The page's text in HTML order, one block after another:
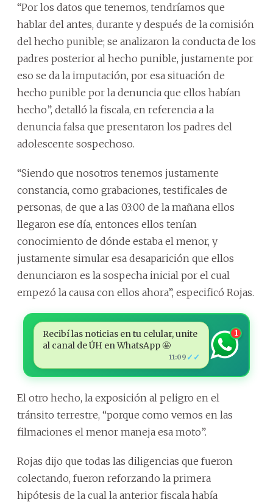
“Por los datos que tenemos, tendríamos que
hablar del antes, durante y después de la comisión
del hecho punible; se analizaron la conducta de los
padres posterior al hecho punible, justamente por
eso se da la imputación, por esa situación de
hecho punible por la denuncia que ellos habían
hecho”, detalló la fiscala, en referencia a la
denuncia falsa que presentaron los padres del
adolescente sospechoso.
“Siendo que nosotros tenemos justamente
constancia, como grabaciones, testificales de
personas, de que a las 03:00 de la mañana ellos
llegaron ese día, entonces ellos tenían
conocimiento de dónde estaba el menor, y
justamente simular esa desaparición que ellos
denunciaron es la sospecha inicial por el cual
empezó la causa con ellos ahora”, especificó Rojas.
Recibí las noticias en tu celular, unite
al canal de ÚH en WhatsApp 🤩
11:09 ✓✓
1
El otro hecho, la exposición al peligro en el
tránsito terrestre, “porque como vemos en las
filmaciones el menor maneja esa moto”.
Rojas dijo que todas las diligencias que fueron
colectando, fueron reforzando la primera
hipótesis de la cual la anterior fiscala había